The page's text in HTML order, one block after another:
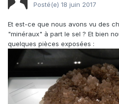
Posté(e) 18 juin 2017
Et est-ce que nous avons vu des
"minéraux" à part le sel ? Et bien
quelques pièces exposées :